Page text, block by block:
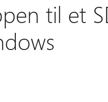
til et